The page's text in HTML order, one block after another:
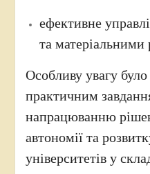
ефективне
та матеріальними
Особливу увагу
практичним
напрацюванню
автономії та
університетів у